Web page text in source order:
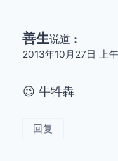
善生说道：
2013年10月27日 上
😉 牛牪犇
回复